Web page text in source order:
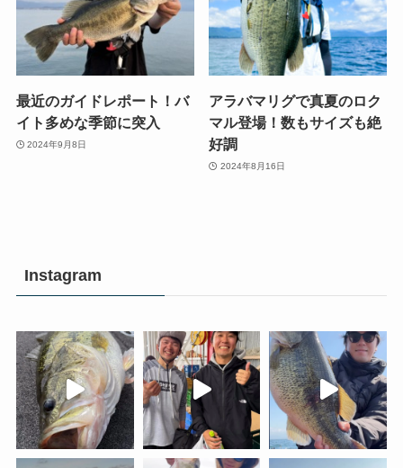
最近のガイドレポート！バ
イト多めな季節に突入
2024年9月8日
アラバマリグで真夏のロク
マル登場！数もサイズも絶
好調
2024年8月16日
Instagram